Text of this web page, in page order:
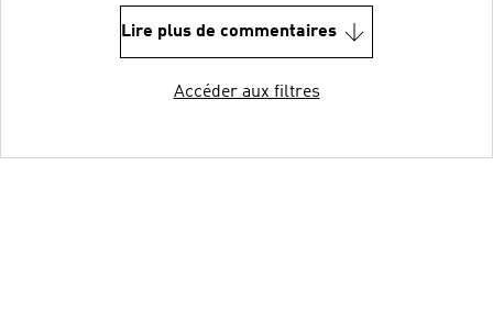
Lire plus de commentaires
Accéder aux filtres